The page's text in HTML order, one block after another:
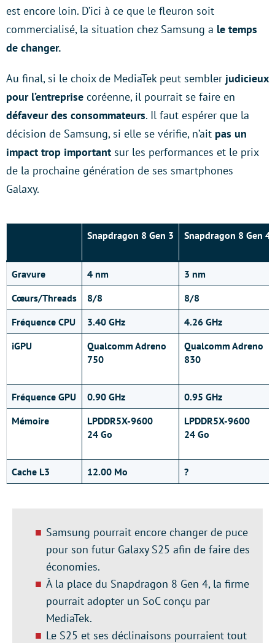
est encore loin. D’ici à ce que le fleuron soit
commercialisé, la situation chez Samsung a le temps
de changer.
Au final, si le choix de MediaTek peut sembler judicieux
pour l’entreprise coréenne, il pourrait se faire en
défaveur des consommateurs. Il faut espérer que la
décision de Samsung, si elle se vérifie, n’ait pas un
impact trop important sur les performances et le prix
de la prochaine génération de ses smartphones
Galaxy.
Snapdragon 8 Gen 3 Snapdragon 8 Gen 4
Gravure 4 nm
3 nm
Cœurs/Threads
8/8
8/8
Fréquence CPU
3.40 GHz
4.26 GHz
iGPU
Qualcomm Adreno
750
Qualcomm Adreno
830
Fréquence GPU 0.90 GHz
0.95 GHz
Mémoire
LPDDR5X-9600
24 Go
LPDDR5X-9600
24 Go
Cache L3 12.00 Mo ?
Samsung pourrait encore changer de puce
pour son futur Galaxy S25 afin de faire des
économies.
À la place du Snapdragon 8 Gen 4, la firme
pourrait adopter un SoC conçu par
MediaTek.
Le S25 et ses déclinaisons pourraient tout